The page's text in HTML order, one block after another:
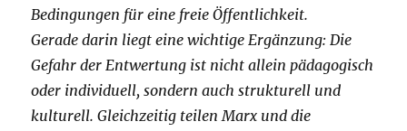
Bedingungen für eine freie Öffentlichkeit.
Gerade darin liegt eine wichtige Ergänzung: Die
Gefahr der Entwertung ist nicht allein pädagogisch
oder individuell, sondern auch strukturell und
kulturell. Gleichzeitig teilen Marx und die